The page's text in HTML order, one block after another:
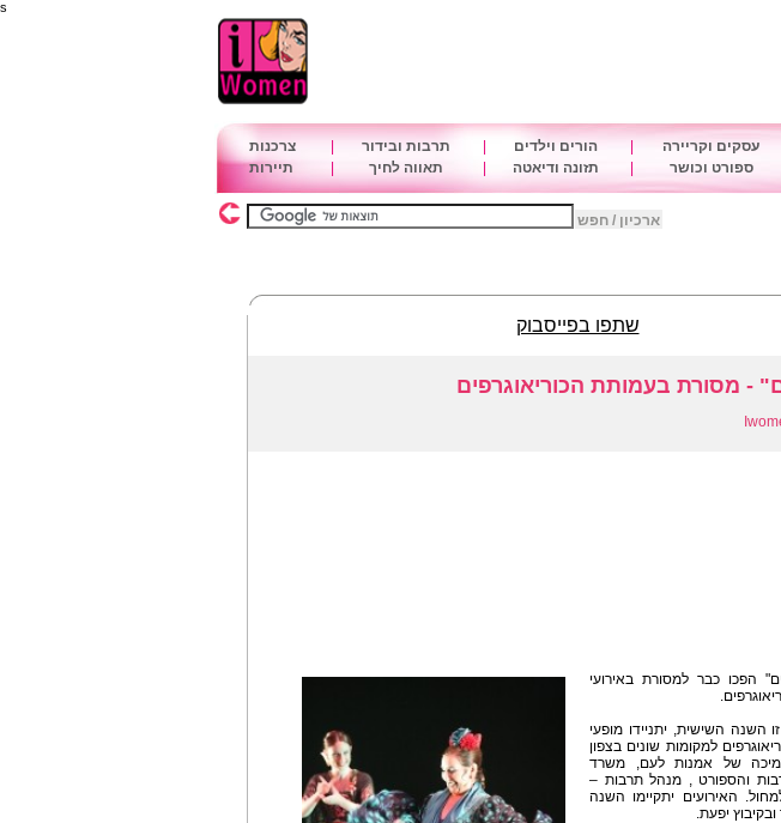
s
עסקים וקריירה הורים וילדים תרבות ובידור
צרכנות
ספורט וכושר תזונה ודיאטה תאווה לחיך תיירות
ארכיון / חפש
שתפו בפייסבוק
- מסורת בעמותת הכוריאוגרפים
הפכו כבר למסורת באירועי
השנה השישית, יתניידו מופעי
למקומות שונים בצפון
של אמנות לעם, משרד
והספורט , מנהל תרבות –
האירועים יתקיימו השנה
ובקיבוץ יפעת.